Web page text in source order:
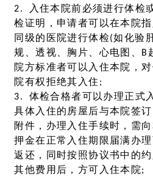
2. 入住本院前必须进行体检
检证明，申请者可以在本院
同级的医院进行体检(如化验
规、透视、胸片、心电图、B
院方标准者可以入住本院，
院有权拒绝其入住;
3. 体检合格者可以办理正式
具体入住的房屋后与本院签
附件，办理入住手续时，需
押金在正常入住期限届满办
返还，同时按照协议书中的
其他费用后，方可入住本院;